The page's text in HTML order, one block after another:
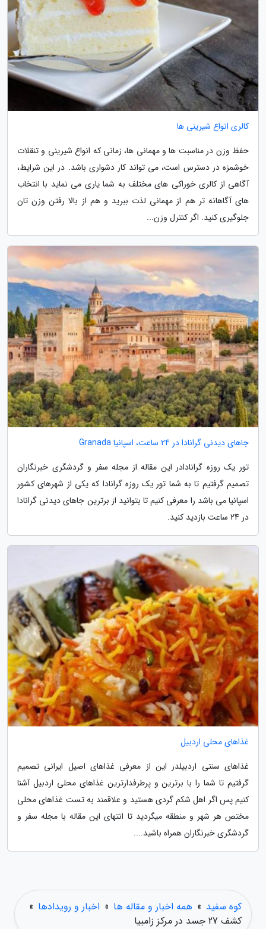
کالری انواع شیرینی ها
حفظ وزن در مناسبت ها و مهمانی ها، زمانی که انواع شیرینی و تنقلات
خوشمزه در دسترس است، می تواند کار دشواری باشد. در این شرایط،
آگاهی از کالری خوراکی های مختلف به شما یاری می نماید با انتخاب
های آگاهانه تر هم از مهمانی لذت ببرید و هم از بالا رفتن وزن تان
جلوگیری کنید. اگر کنترل وزن...
جاهای دیدنی گرانادا در 24 ساعت، اسپانیا Granada
تور یک روزه گرانادادر این مقاله از مجله سفر و گردشگری خبرنگاران
تصمیم گرفتیم تا به شما تور یک روزه گرانادا که یکی از شهرهای کشور
اسپانیا می باشد را معرفی کنیم تا بتوانید از برترین جاهای دیدنی گرانادا
در 24 ساعت بازدید کنید.
غذاهای محلی اردبیل
غذاهای سنتی اردبیلدر این از معرفی غذاهای اصیل ایرانی تصمیم
گرفتیم تا شما را با برترین و پرطرفدارترین غذاهای محلی اردبیل آشنا
کنیم پس اگر اهل شکم گردی هستید و علاقمند به تست غذاهای محلی
مختص هر شهر و منطقه میگردید تا انتهای این مقاله با مجله سفر و
گردشگری خبرنگاران همراه باشید....
کوه سفید » همه اخبار و مقاله ها » اخبار و رویدادها »
کشف 27 جسد در مرکز زامبیا